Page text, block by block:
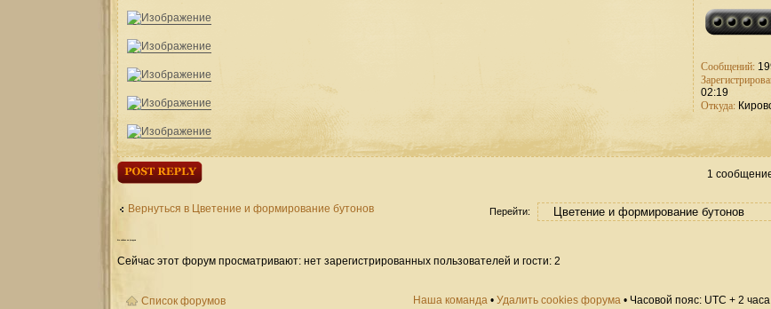
Сообщений:
02:19
Откуда:
Ответить
1
Вернуться в Цветение и формирование бутонов Перейти:
Кто сейчас на форуме
Сейчас этот форум просматривают: нет зарегистрированных пользователей и гости: 2
Список форумов Наша команда • Удалить cookies форума • Часовой пояс: UTC + 2